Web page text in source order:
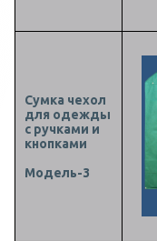
Сумка чехол
для одежды
с ручками и
кнопками
Модель-3